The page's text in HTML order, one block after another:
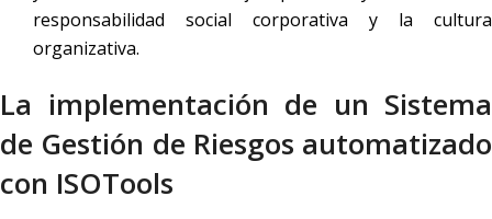
responsabilidad social corporativa y la cultura
organizativa.
La implementación de un Sistema
de Gestión de Riesgos automatizado
con ISOTools